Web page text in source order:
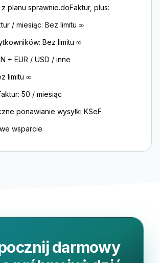
planu sprawnie.doFaktur, plus:
/ miesiąc: Bez limitu ∞
Bez limitu ∞
+ EUR / USD / inne
limitu ∞
50 / miesiąc
ponawianie wysyłki KSeF
wsparcie
darmowy